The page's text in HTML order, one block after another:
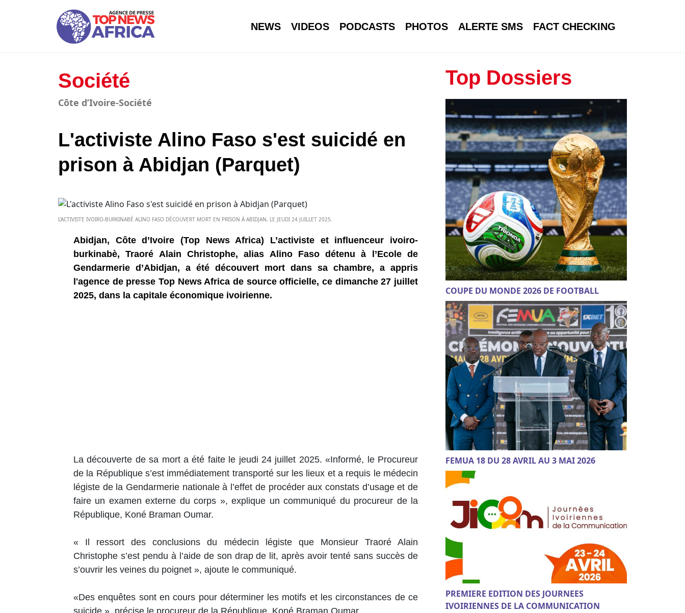
NEWS VIDEOS PODCASTS PHOTOS ALERTE SMS FACT CHECKING
Société
Côte d’Ivoire-Société
L'activiste Alino Faso s'est suicidé en
prison à Abidjan (Parquet)
L’ACTIVISTE IVOIRO-BURKINABÈ ALINO FASO DÉCOUVERT MORT EN PRISON À ABIDJAN, LE JEUDI 24 JUILLET 2025.
Abidjan, Côte d’Ivoire (Top News Africa) L’activiste et influenceur ivoiro-
burkinabè, Traoré Alain Christophe, alias Alino Faso détenu à l’Ecole de
Gendarmerie d’Abidjan, a été découvert mort dans sa chambre, a appris
l'agence de presse Top News Africa de source officielle, ce dimanche 27 juillet
2025, dans la capitale économique ivoirienne.
La découverte de sa mort a été faite le jeudi 24 juillet 2025. «Informé, le Procureur
de la République s’est immédiatement transporté sur les lieux et a requis le médecin
légiste de la Gendarmerie nationale à l’effet de procéder aux constats d’usage et de
faire un examen externe du corps », explique un communiqué du procureur de la
République, Koné Braman Oumar.
« Il ressort des conclusions du médecin légiste que Monsieur Traoré Alain
Christophe s’est pendu à l’aide de son drap de lit, après avoir tenté sans succès de
s’ouvrir les veines du poignet », ajoute le communiqué.
«Des enquêtes sont en cours pour déterminer les motifs et les circonstances de ce
Top Dossiers
COUPE DU MONDE 2026 DE FOOTBALL
FEMUA 18 DU 28 AVRIL AU 3 MAI 2026
PREMIERE EDITION DES JOURNEES
IVOIRIENNES DE LA COMMUNICATION